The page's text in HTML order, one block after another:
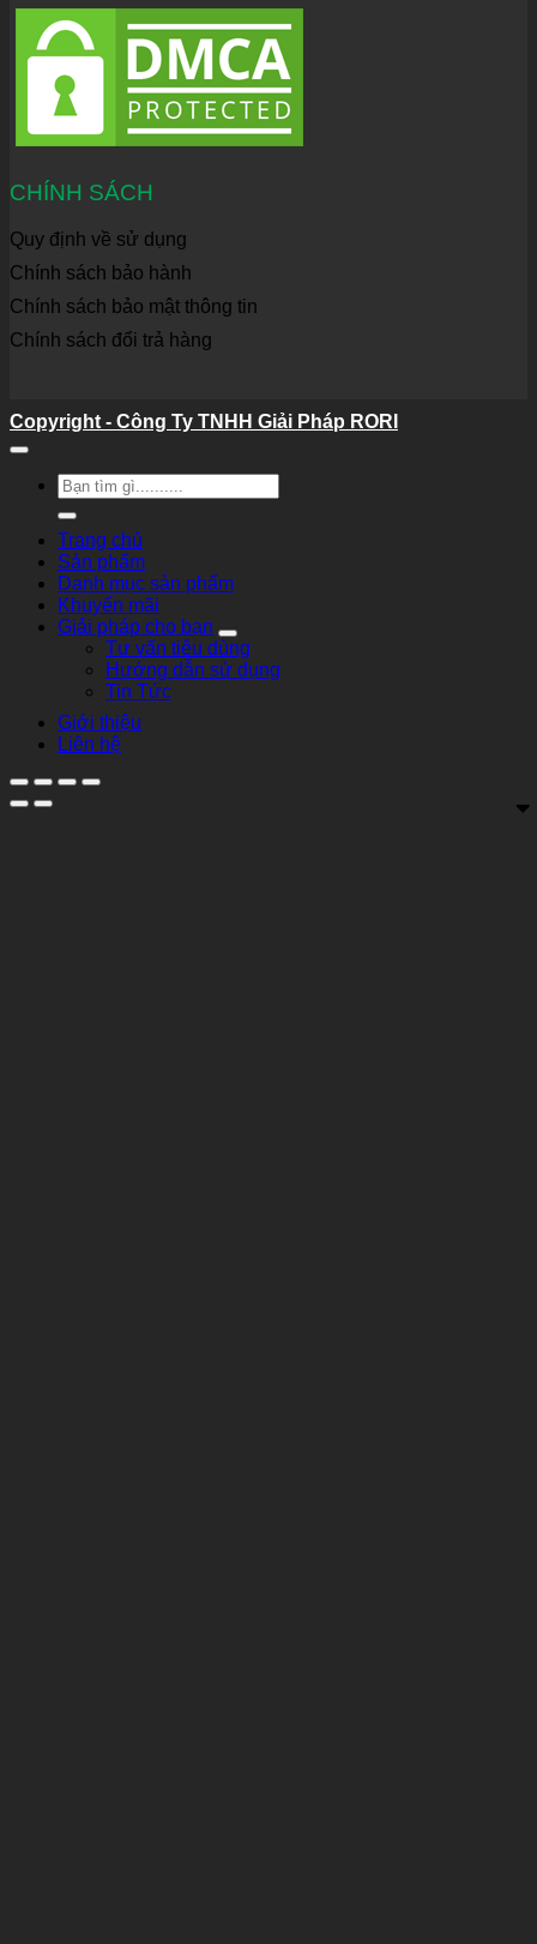
CHÍNH SÁCH
Quy định về sử dụng
Chính sách bảo hành
Chính sách bảo mật thông tin
Chính sách đổi trả hàng
Copyright - Công Ty TNHH Giải Pháp RORI
Tìm
kiếm:
Trang chủ
Sản phẩm
Danh mục sản phẩm
Khuyến mãi
Giải pháp cho bạn
Tư vấn tiêu dùng
Hướng dẫn sử dụng
Tin Tức
Giới thiệu
Liên hệ